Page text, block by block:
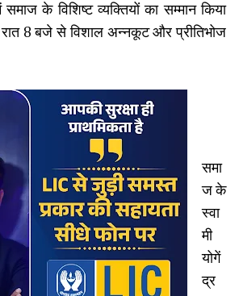
के विशिष्ट व्यक्तियों का सम्मान किया
8 बजे से विशाल अन्नकूट और प्रीतिभोज
समा
ज के
स्वा
मी
योगें
द्र